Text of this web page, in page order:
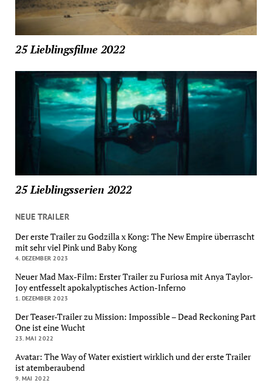
25 Lieblingsfilme 2022
25 Lieblingsserien 2022
NEUE TRAILER
Der erste Trailer zu Godzilla x Kong: The New Empire überrascht
mit sehr viel Pink und Baby Kong
4. DEZEMBER 2023
Neuer Mad Max-Film: Erster Trailer zu Furiosa mit Anya Taylor-
Joy entfesselt apokalyptisches Action-Inferno
1. DEZEMBER 2023
Der Teaser-Trailer zu Mission: Impossible – Dead Reckoning Part
One ist eine Wucht
23. MAI 2022
Avatar: The Way of Water existiert wirklich und der erste Trailer
ist atemberaubend
9. MAI 2022